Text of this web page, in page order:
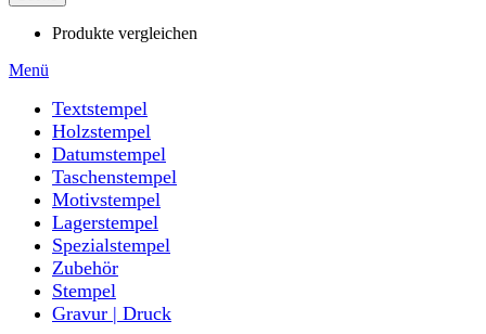
Produkte vergleichen
Menü
Textstempel
Holzstempel
Datumstempel
Taschenstempel
Motivstempel
Lagerstempel
Spezialstempel
Zubehör
Stempel
Gravur | Druck